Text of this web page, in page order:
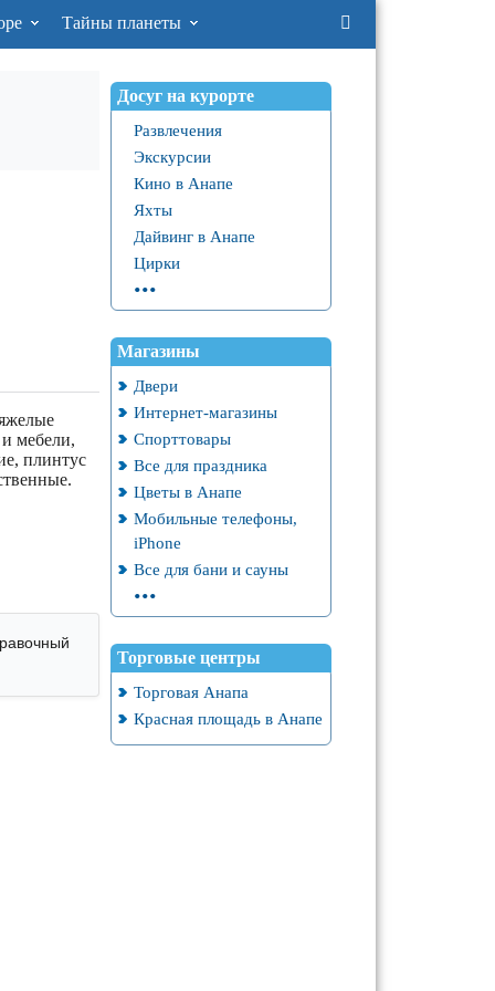
Тайны планеты
мебели,
плинтус
Досуг на курорте
Развлечения
Экскурсии
Кино в Анапе
Яхты
Дайвинг в Анапе
Цирки
...
Магазины
Двери
Интернет-магазины
Спорттовары
Все для праздника
Цветы в Анапе
Мобильные телефоны,
iPhone
Все для бани и сауны
...
Торговые центры
Торговая Анапа
Красная площадь в Анапе